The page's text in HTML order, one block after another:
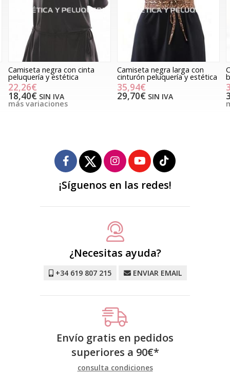
Camiseta negra con cinta
peluquería y estética
22,26€
18,40€ SIN IVA
más variaciones
Camiseta negra larga con
cinturón peluquería y estética
35,94€
29,70€ SIN IVA
¡Síguenos en las redes!
¿Necesitas ayuda?
+34 619 807 215 ENVIAR EMAIL
Envío gratis en pedidos
superiores a 90€*
consulta condiciones